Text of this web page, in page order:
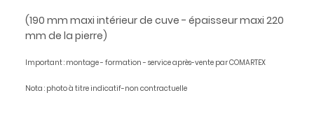
(190 mm maxi intérieur de cuve - épaisseur maxi 220
mm de la pierre)
Important : montage - formation - service après-vente par COMARTEX
Nota : photo à titre indicatif-non contractuelle